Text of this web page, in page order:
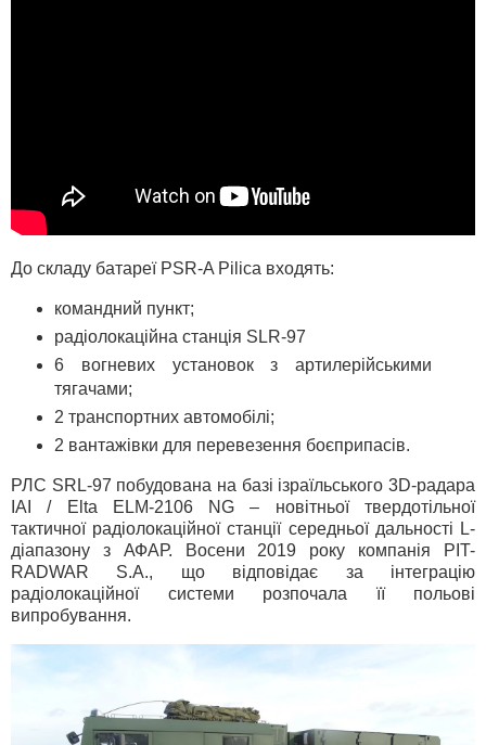
До складу батареї PSR-A Pilica входять:
командний пункт;
радіолокаційна станція SLR-97
6 вогневих установок з артилерійськими
тягачами;
2 транспортних автомобілі;
2 вантажівки для перевезення боєприпасів.
РЛС SRL-97 побудована на базі ізраїльського 3D-радара
IAI / Elta ELM-2106 NG – новітньої твердотільної
тактичної радіолокаційної станції середньої дальності L-
діапазону з АФАР. Восени 2019 року компанія PIT-
RADWAR S.A., що відповідає за інтеграцію
радіолокаційної системи розпочала її польові
випробування.